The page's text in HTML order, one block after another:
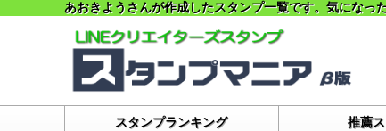
あおきようさんが作成したスタンプ一覧です。気になっ
スタンプランキング 推薦